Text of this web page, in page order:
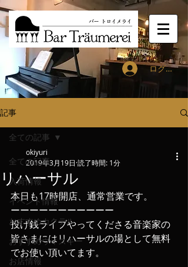
ログイン
記事
全ての記事
入荷情報
イベント情報
おすすめカクテル
おすすめウィスキー
お店情報
全ての記事
リハーサル
okiyuri
2019年3月19日 読了時間: 1分
本日も17時開店、通常営業です。
ーーーーーーーーーーー
投げ銭ライブやってくださる音楽家の
皆さまにはリハーサルの場として無料
でお使い頂いてます。